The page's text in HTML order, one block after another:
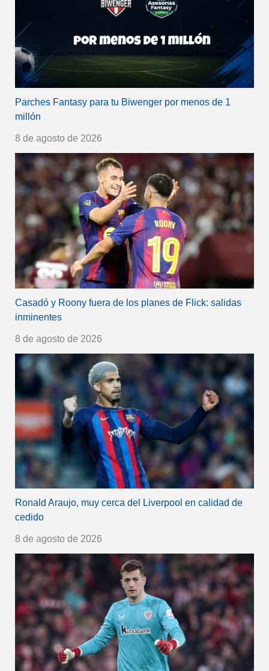
Parches Fantasy para tu Biwenger por menos de 1
millón
8 de agosto de 2026
Casadó y Roony fuera de los planes de Flick: salidas
inminentes
8 de agosto de 2026
Ronald Araujo, muy cerca del Liverpool en calidad de
cedido
8 de agosto de 2026